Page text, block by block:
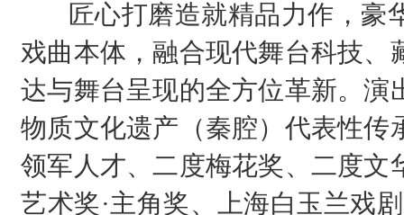
匠心打磨造就精品力作，豪
戏曲本体，融合现代舞台科技
达与舞台呈现的全方位革新。演
物质文化遗产（秦腔）代表性传
领军人才、二度梅花奖、二度文
艺术奖·主角奖、上海白玉兰戏